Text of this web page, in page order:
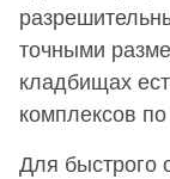
точными
кладбищах
комплексов
Для быстрого